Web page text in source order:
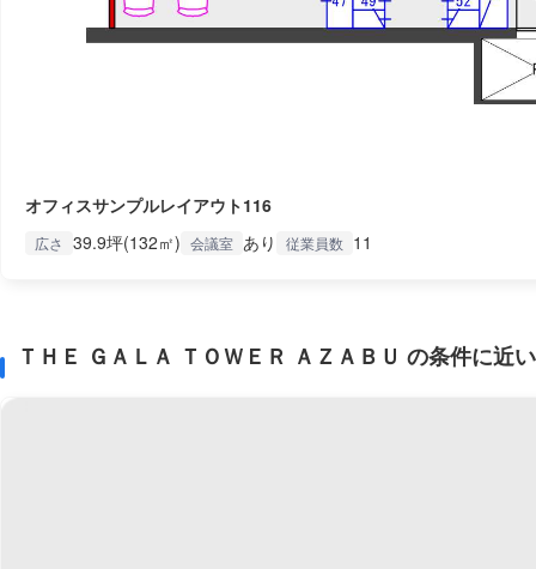
オフィスサンプルレイアウト116
広さ 39.9坪(132㎡) 会議室 あり 従業員数 11
ＴＨＥ ＧＡＬＡ ＴＯＷＥＲ ＡＺＡＢＵ の条件に近